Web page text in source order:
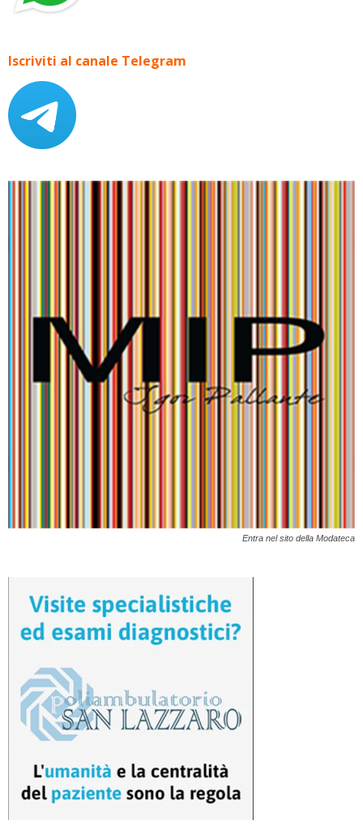
Iscriviti al canale Telegram
Entra nel sito della Modateca